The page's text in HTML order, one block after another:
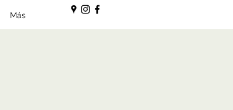
Más